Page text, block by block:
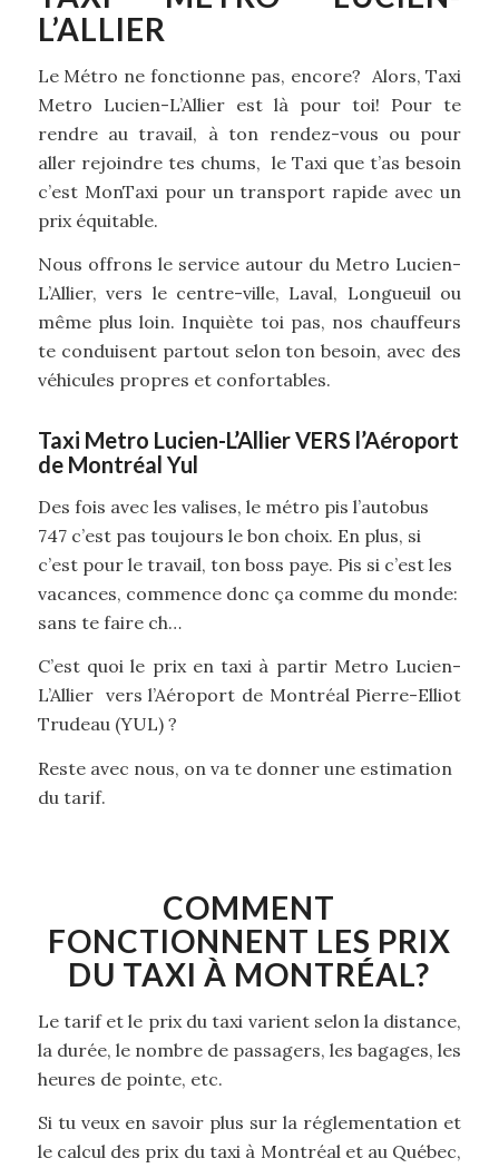
L’ALLIER
Le Métro ne fonctionne pas, encore? Alors, Taxi
Metro Lucien-L’Allier est là pour toi! Pour te
rendre au travail, à ton rendez-vous ou pour
aller rejoindre tes chums, le Taxi que t’as besoin
c’est MonTaxi pour un transport rapide avec un
prix équitable.
Nous offrons le service autour du Metro Lucien-
L’Allier, vers le centre-ville, Laval, Longueuil ou
même plus loin. Inquiète toi pas, nos chauffeurs
te conduisent partout selon ton besoin, avec des
véhicules propres et confortables.
Taxi Metro Lucien-L’Allier VERS l’Aéroport
de Montréal Yul
Des fois avec les valises, le métro pis l’autobus
747 c’est pas toujours le bon choix. En plus, si
c’est pour le travail, ton boss paye. Pis si c’est les
vacances, commence donc ça comme du monde:
sans te faire ch…
C’est quoi le prix en taxi à partir Metro Lucien-
L’Allier vers l’Aéroport de Montréal Pierre-Elliot
Trudeau (YUL) ?
Reste avec nous, on va te donner une estimation
du tarif.
COMMENT
FONCTIONNENT LES PRIX
DU TAXI À MONTRÉAL?
Le tarif et le prix du taxi varient selon la distance,
la durée, le nombre de passagers, les bagages, les
heures de pointe, etc.
Si tu veux en savoir plus sur la réglementation et
le calcul des prix du taxi à Montréal et au Québec,